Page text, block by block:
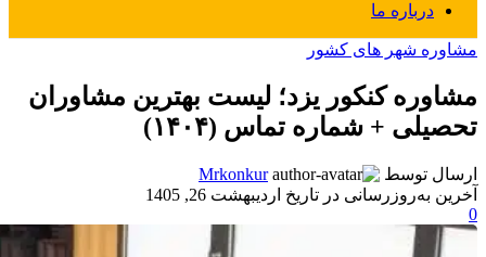
درباره ما
مشاوره شهر های کشور
مشاوره کنکور یزد؛ لیست بهترین مشاوران
تحصیلی + شماره تماس (۱۴۰۴)
ارسال توسط
Mrkonkur
آخرین به‌روزرسانی در تاریخ اردیبهشت 26, 1405
0